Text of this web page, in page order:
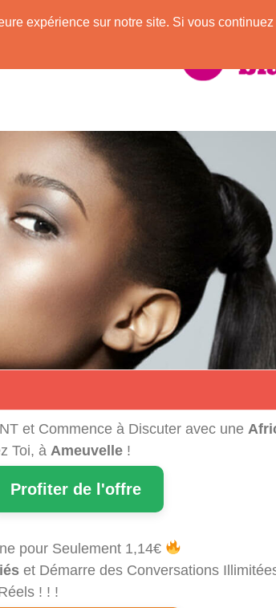
expérience sur notre site. Si vous
Belle Africaine !
et Commence à Discuter avec une
Toi, à Ameuvelle !
Profiter de l'offre
pour Seulement 1,14€
et Démarre des Conversations
! ! !